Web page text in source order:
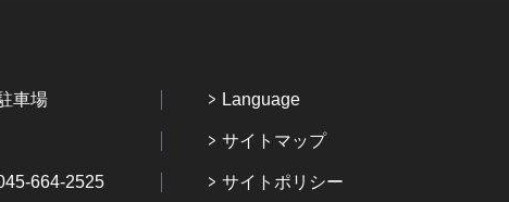
車場
664-2525
Language
サイトマップ
サイトポリシー